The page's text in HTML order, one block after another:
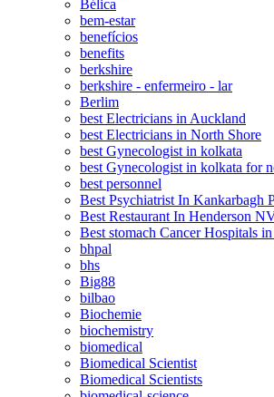
Bélica
bem-estar
benefícios
benefits
berkshire
berkshire - enfermeiro - lar
Berlim
best Electricians in Auckland
best Electricians in North Shore
best Gynecologist in kolkata
best Gynecologist in kolkata for
best personnel
Best Psychiatrist In Kankarbagh
Best Restaurant In Henderson
Best stomach Cancer Hospitals
bhpal
bhs
Big88
bilbao
Biochemie
biochemistry
biomedical
Biomedical Scientist
Biomedical Scientists